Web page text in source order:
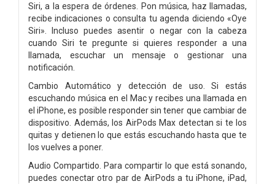
Siri, a la espera de órdenes. Pon música, haz llamadas,
recibe indicaciones o consulta tu agenda diciendo «Oye
Siri». Incluso puedes asentir o negar con la cabeza
cuando Siri te pregunte si quieres responder a una
llamada, escuchar un mensaje o gestionar una
notificación.
Cambio Automático y detección de uso. Si estás
escuchando música en el Mac y recibes una llamada en
el iPhone, es posible responder sin tener que cambiar de
dispositivo. Además, los AirPods Max detectan si te los
quitas y detienen lo que estás escuchando hasta que te
los vuelves a poner.
Audio Compartido. Para compartir lo que está sonando,
puedes conectar otro par de AirPods a tu iPhone, iPad,